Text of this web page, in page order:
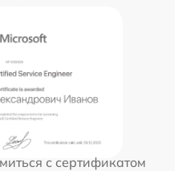
с сертификатом